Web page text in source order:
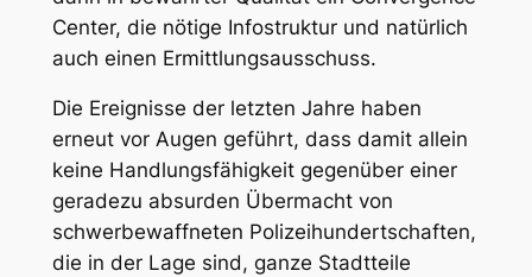
Center, die nötige Infostruktur und natürlich
auch einen Ermittlungsausschuss.
Die Ereignisse der letzten Jahre haben
erneut vor Augen geführt, dass damit allein
keine Handlungsfähigkeit gegenüber einer
geradezu absurden Übermacht von
schwerbewaffneten Polizeihundertschaften,
die in der Lage sind, ganze Stadtteile